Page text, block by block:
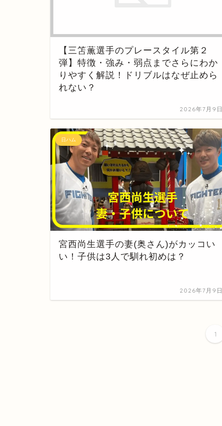
【三笘薫選手のプレースタイル第２
弾】特徴・強み・弱点までさらにわか
りやすく解説！ドリブルはなぜ止めら
れない？
2026年7月9日
日ハム
宮西尚生選手の妻(奥さん)がカッコい
い！子供は3人で馴れ初めは？
2026年7月9日
1